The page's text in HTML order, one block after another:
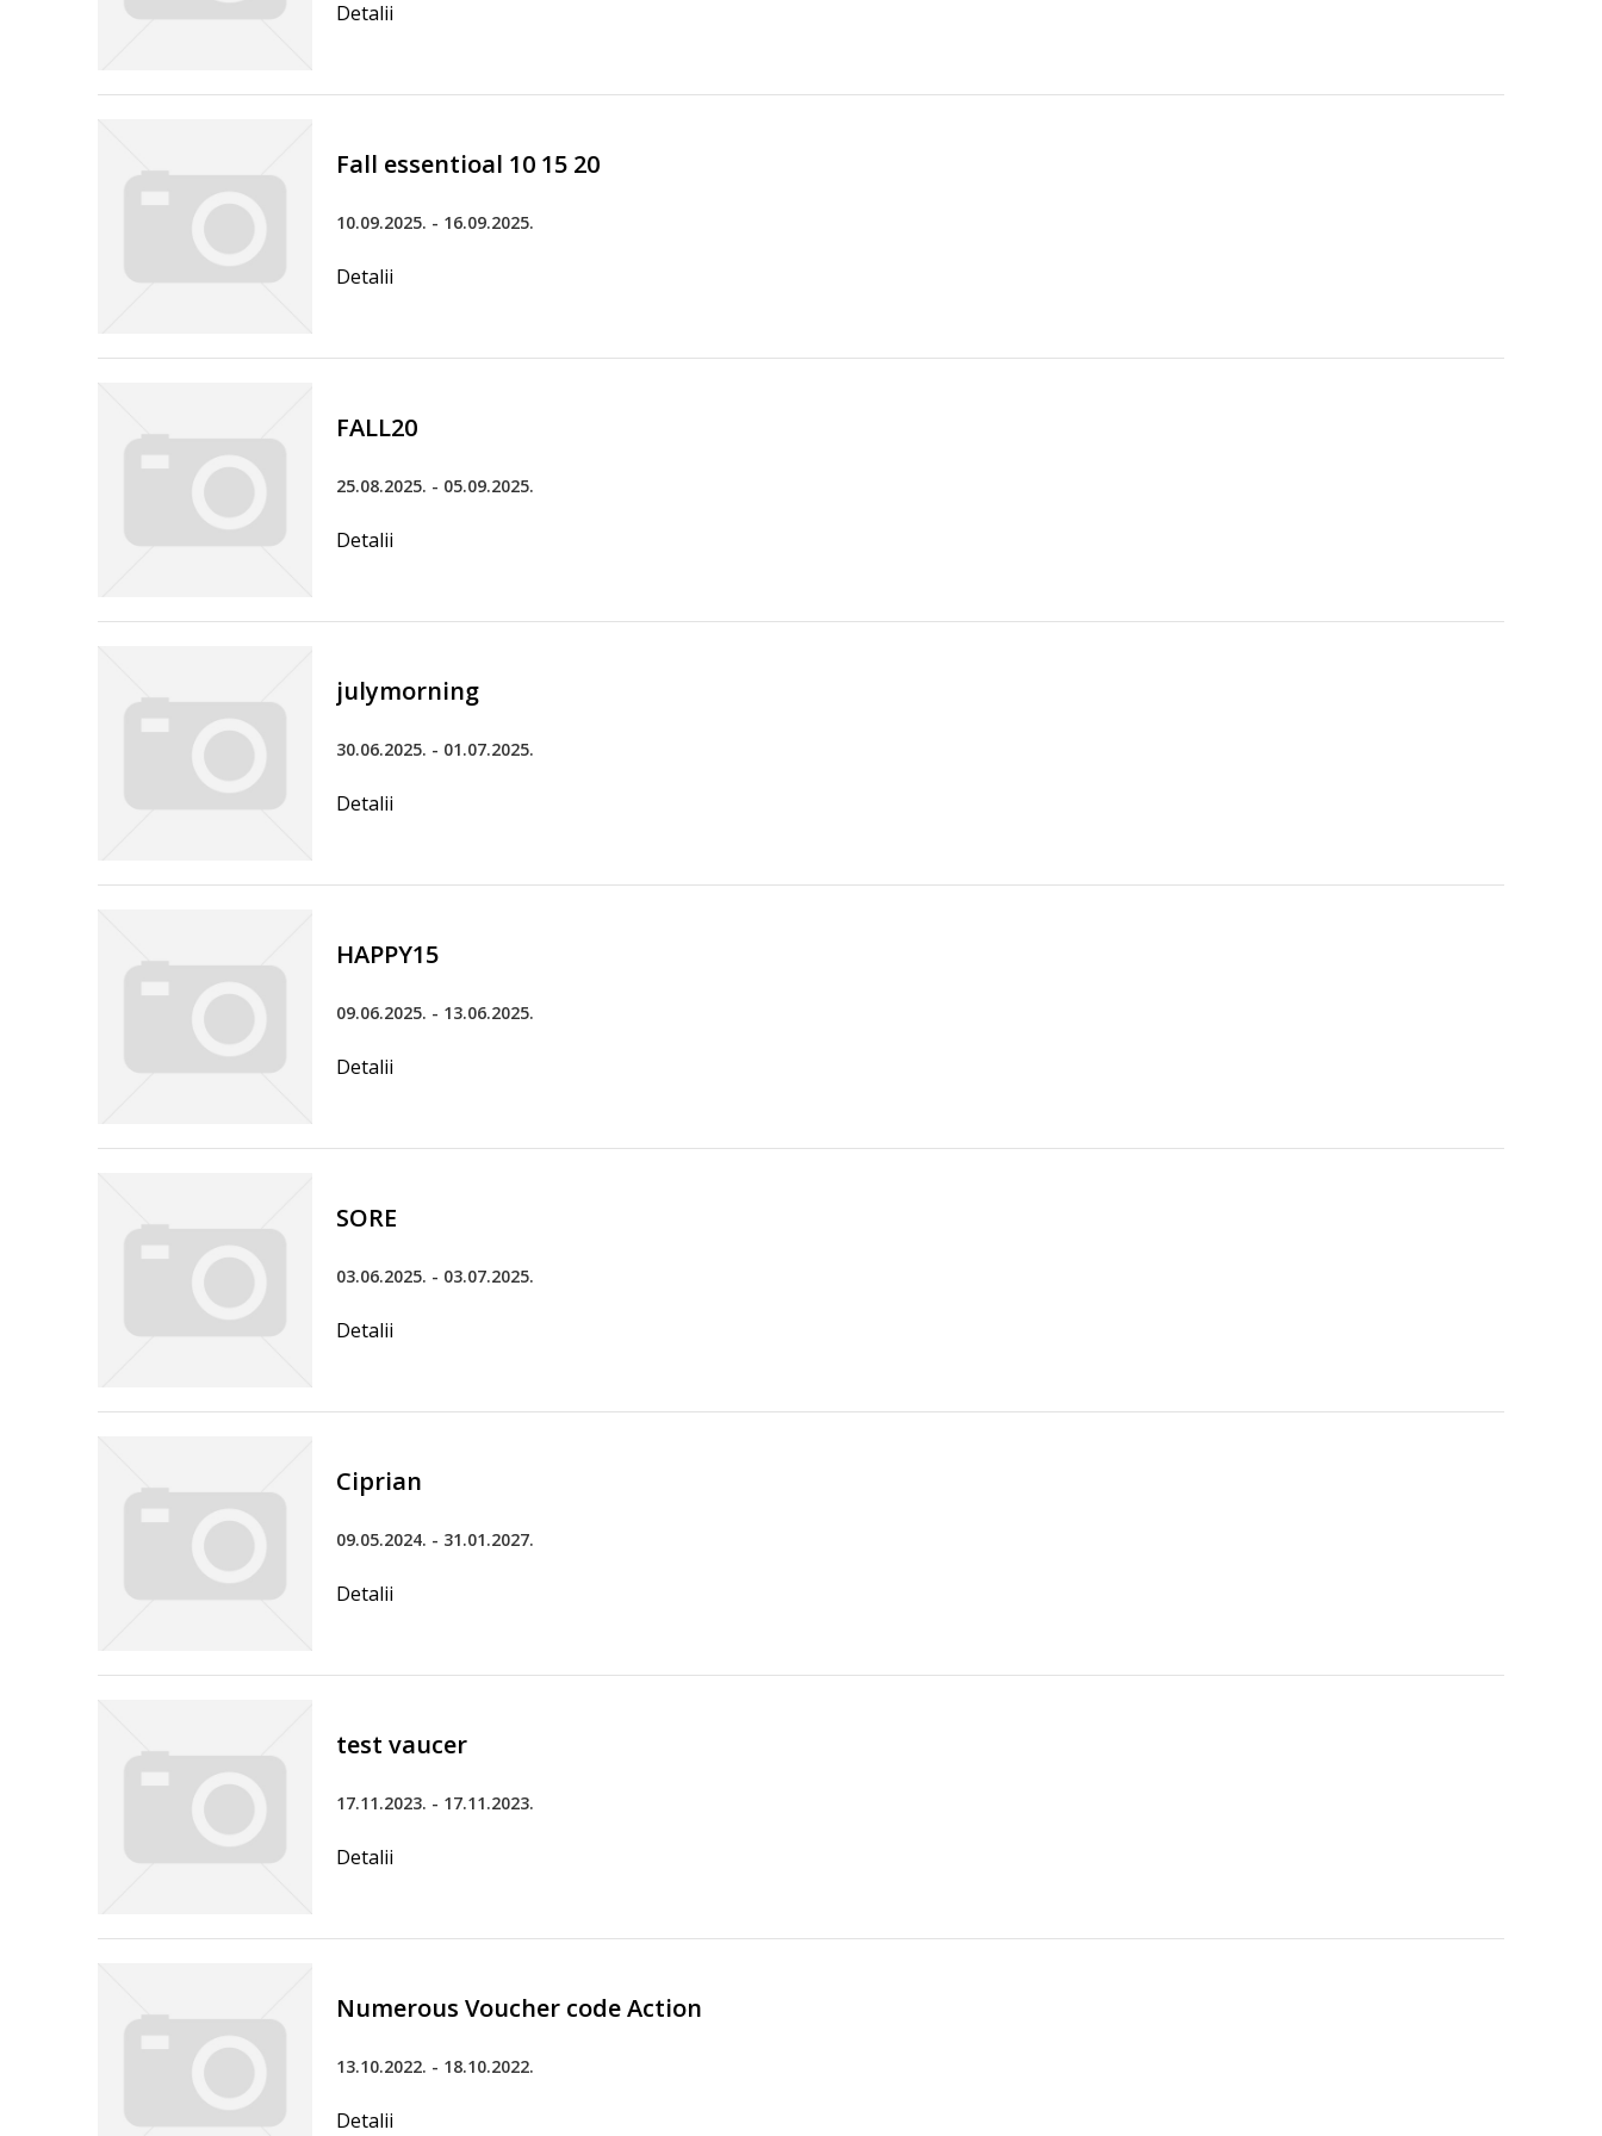
Detalii
Fall essentioal 10 15 20
10.09.2025. - 16.09.2025.
Detalii
FALL20
25.08.2025. - 05.09.2025.
Detalii
julymorning
30.06.2025. - 01.07.2025.
Detalii
HAPPY15
09.06.2025. - 13.06.2025.
Detalii
SORE
03.06.2025. - 03.07.2025.
Detalii
Ciprian
09.05.2024. - 31.01.2027.
Detalii
test vaucer
17.11.2023. - 17.11.2023.
Detalii
Numerous Voucher code Action
13.10.2022. - 18.10.2022.
Detalii